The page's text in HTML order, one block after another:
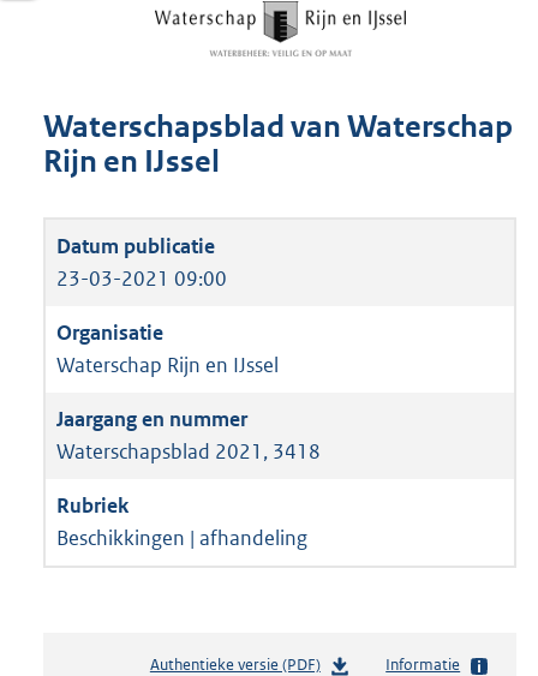
Waterschapsblad van Waterschap
Rijn en IJssel
23-03-2021 09:00
Waterschap Rijn en IJssel
Waterschapsblad 2021, 3418
Beschikkingen | afhandeling
Authentieke versie (PDF)b
Informatie